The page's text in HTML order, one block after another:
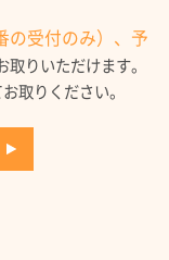
の受付のみ）、予
取りいただけます。
取りください。